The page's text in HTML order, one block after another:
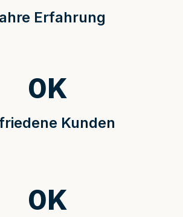
Erfahrung
Kunden
0K
0K